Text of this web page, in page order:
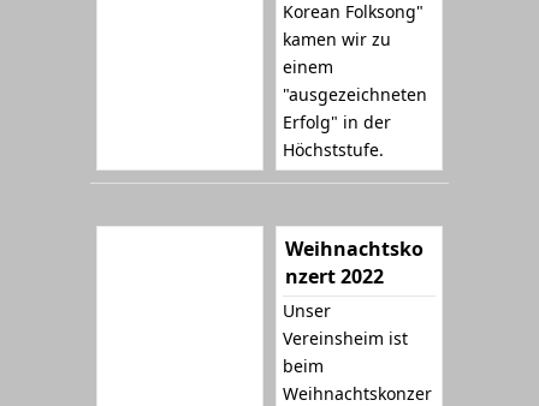
Korean Folksong"
kamen wir zu
einem
"ausgezeichneten
Erfolg" in der
Höchststufe.
Weihnachtsko
nzert 2022
Unser
Vereinsheim ist
beim
Weihnachtskonzer